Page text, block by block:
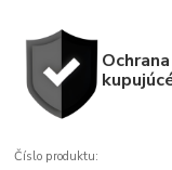
Ochrana
Číslo produktu: